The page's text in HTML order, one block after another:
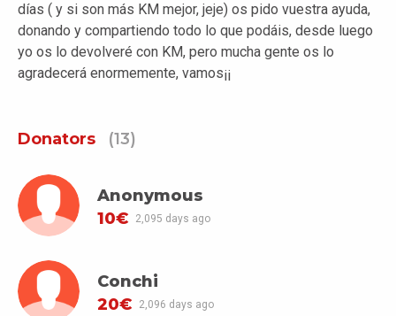
días ( y si son más KM mejor, jeje) os pido vuestra ayuda,
donando y compartiendo todo lo que podáis, desde luego
yo os lo devolveré con KM, pero mucha gente os lo
agradecerá enormemente, vamos¡¡
Donators (13)
Anonymous
10€
2,095 days ago
Conchi
20€
2,096 days ago